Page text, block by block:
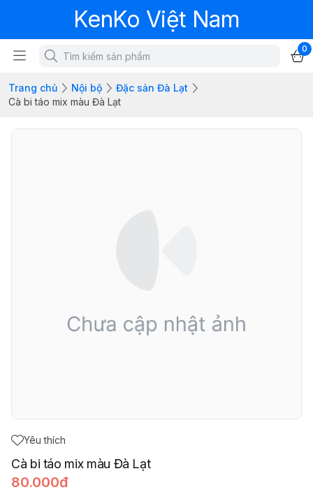
KenKo Việt Nam
0
Trang chủ Nội bộ
Đặc sản Đà Lạt
Cà bi táo mix màu Đà Lạt
Yêu thích
Cà bi táo mix màu Đà Lạt
80.000đ